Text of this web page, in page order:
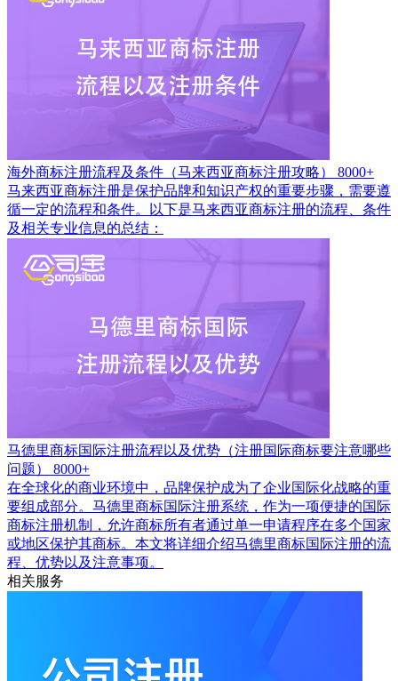
海外商标注册流程及条件（马来西亚商标注册攻略）
8000+
马来西亚商标注册是保护品牌和知识产权的重要步骤，需要遵
循一定的流程和条件。以下是马来西亚商标注册的流程、条件
及相关专业信息的总结：
马德里商标国际注册流程以及优势（注册国际商标要注意哪些
问题）
8000+
在全球化的商业环境中，品牌保护成为了企业国际化战略的重
要组成部分。马德里商标国际注册系统，作为一项便捷的国际
商标注册机制，允许商标所有者通过单一申请程序在多个国家
或地区保护其商标。本文将详细介绍马德里商标国际注册的流
程、优势以及注意事项。
相关服务